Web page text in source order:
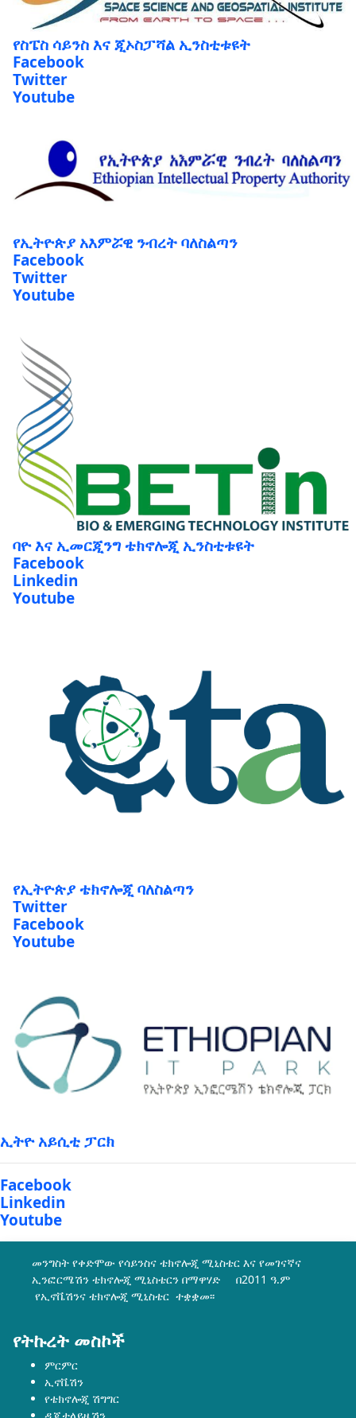
የስፔስ ሳይንስ እና ጂኦስፓሻል ኢንስቲቱዩት
Facebook
Twitter
Youtube
የኢትዮጵያ አእምሯዊ ንብረት ባለስልጣን
Facebook
Twitter
Youtube
ባዮ እና ኢመርጂንግ ቴክኖሎጂ ኢንስቲቱዩት
Facebook
Linkedin
Youtube
የኢትዮጵያ ቴክኖሎጂ ባለስልጣን
Twitter
Facebook
Youtube
ኢትዮ አይሲቲ ፓርክ
Facebook
Linkedin
Youtube
መንግስት የቀድሞው የሳይንስና ቴክኖሎጂ ሚኒስቴር እና የመገናኛና
ኢንፎርሜሽን ቴክኖሎጂ ሚኒስቴርን በማዋሃድ በ2011 ዓ.ም
የኢኖቬሽንና ቴክኖሎጂ ሚኒስቴር ተቋቋመ፡፡
የትኩረት መስኮች
ምርምር
ኢኖቬሽን
የቴክኖሎጂ ሽግግር